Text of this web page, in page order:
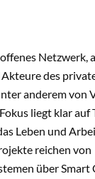
Netzwerk,
des
anderem von
liegt klar auf
Leben und
reichen von
über Smart